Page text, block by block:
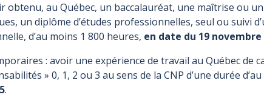
obtenu, au Québec, un baccalauréat, une maîtrise ou
un diplôme d’études professionnelles, seul ou suivi
d’au moins 1 800 heures, en date du 19 novembre
: avoir une expérience de travail au Québec de
» 0, 1, 2 ou 3 au sens de la CNP d’une durée
.